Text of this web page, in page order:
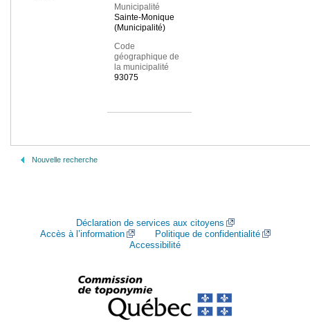
Municipalité
Sainte-Monique
(Municipalité)
Code
géographique de
la municipalité
93075
Nouvelle recherche
Déclaration de services aux citoyens
Accès à l’information
Politique de confidentialité
Accessibilité